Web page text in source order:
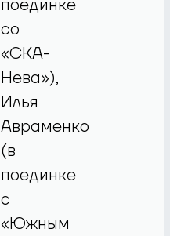
поединке
со
«СКА-
Нева»),
Илья
Авраменко
(в
поединке
с
«Южным